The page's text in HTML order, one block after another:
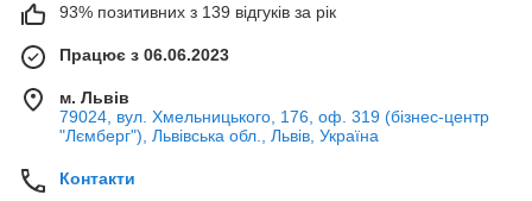
93% позитивних з 139 відгуків за рік
Працює з 06.06.2023
м. Львів
79024, вул. Хмельницького, 176, оф. 319 (бізнес-центр
"Лємберг"), Львівська обл., Львів, Україна
Контакти